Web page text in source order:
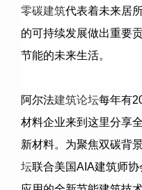
零碳建筑代表着未来居
的可持续发展做出重要
节能的未来生活。
阿尔法建筑论坛每年有
材料企业来到这里分享
新材料。为聚焦双碳背
坛联合美国AIA建筑师协